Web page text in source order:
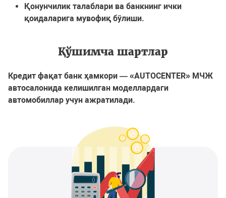
Қонунчилик талаблари ва банкнинг ички
қоидаларига мувофиқ бўлиши.
Қўшимча шартлар
Кредит фақат банк ҳамкори — «AUTOCENTER» МЧЖ
автосалонида келишилган моделлардаги
автомобиллар учун ажратилади.